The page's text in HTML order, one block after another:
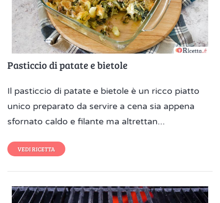
Pasticcio di patate e bietole
Il pasticcio di patate e bietole è un ricco piatto
unico preparato da servire a cena sia appena
sfornato caldo e filante ma altrettan...
VEDI RICETTA